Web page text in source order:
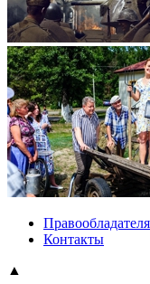
Контакты
▲